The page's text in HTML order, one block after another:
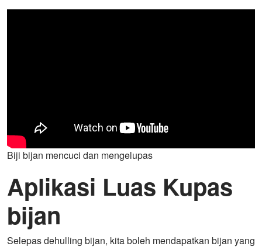
Biji bijan mencuci dan mengelupas
Aplikasi Luas Kupas
bijan
Selepas dehulling bijan, kita boleh mendapatkan bijan yang